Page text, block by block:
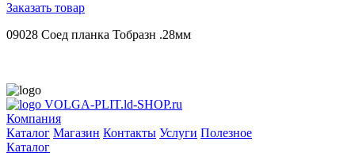
Заказать товар
09028 Соед планка Тобразн .28мм
VOLGA-PLIT.ld-SHOP.ru
Компания
Каталог Магазин Контакты Услуги Полезное
Каталог